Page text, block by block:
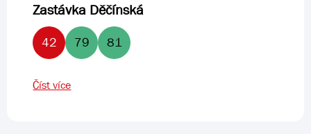
Zastávka Děčínská
42 79 81
Číst více